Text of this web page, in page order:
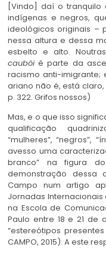
[Vindo] daí o tranquilo
indígenas e negros,
ideológicos originais –
nessa altura e dessa
esbelto e alto.
caubóié parte da
racismo anti-imigrante;
ariano não é, está claro,
p. 322. Grifos nossos)
Mas, e o que isso
qualificação
“mulheres”, “negros”,
avesso uma
branco” na figura
demonstração dessa
Campo num artigo
Jornadas Internacionais
na Escola de
Paulo entre 18 e 21 de
“estereótipos presentes
CAMPO, 2015). A este